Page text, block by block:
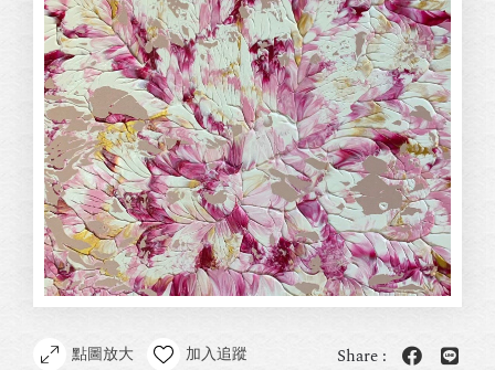
點圖放大 加入追蹤 Share :